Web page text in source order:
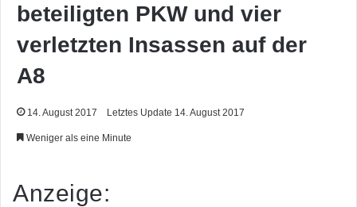
beteiligten PKW und vier
verletzten Insassen auf der
A8
14. August 2017 Letztes Update 14. August 2017
Weniger als eine Minute
Anzeige: